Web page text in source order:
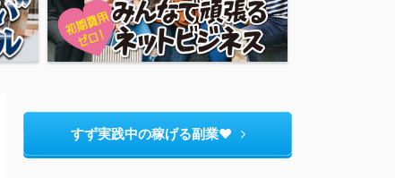
すず実践中の稼げる副業♥︎